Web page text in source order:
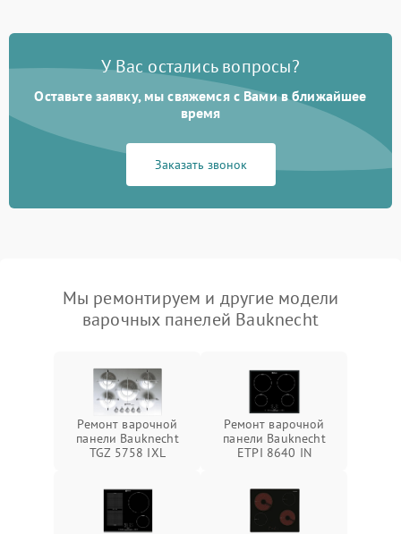
У Вас остались вопросы?
Оставьте заявку, мы свяжемся с Вами в ближайшее
время
Заказать звонок
Мы ремонтируем и другие модели
варочных панелей Bauknecht
Ремонт варочной
панели Bauknecht
TGZ 5758 IXL
Ремонт варочной
панели Bauknecht
ETPI 8640 IN